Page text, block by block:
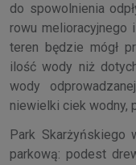
do spowolnienia
rowu melioracyjnego
teren będzie mógł
ilość wody niż
wody
niewielki ciek wodny,
Park Skarżyńskiego
parkową: podest